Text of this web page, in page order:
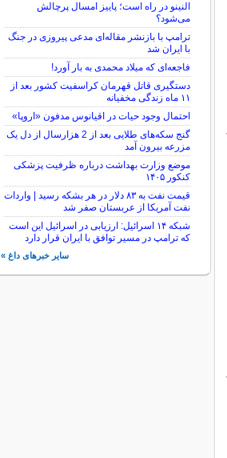
النینو در راه است؛ پاییز امسال پرچالش
می‌شود؟
ترامپ با بازنشر مقاله‌ای مدعی پیروزی در جنگ
با ایران شد
فاجعه‌ای که میلاد محمدی به بار آورد!
دستگیری قاتل قهرمان کراسفیت کشور بعد از
۱۱ ماه زندگی مخفیانه
احتمال وجود حیات در اقیانوس مدفون «اروپا»
گنج سکه‌های طلایی بعد از 2 هزارسال از دل یک
مزرعه بیرون آمد
موضع وزارت بهداشت درباره ظرفیت پزشکی
کنکور ۱۴۰۵
قیمت نفت به ۸۳ دلار در هر بشکه رسید | واردات
نفت آمریکا از عربستان صفر شد
شبکه ۱۴ اسرائیل: ارزیابی در اسرائیل این است
که ترامپ در مسیر توافق با ایران قرار دارد
سایر خبرهای داغ »